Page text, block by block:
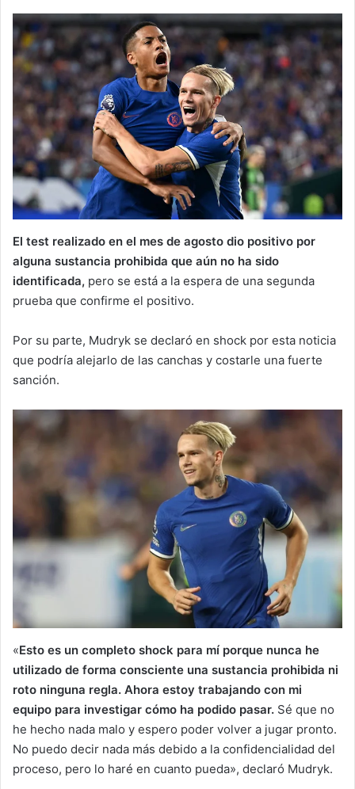
El test realizado en el mes de agosto dio positivo por
alguna sustancia prohibida que aún no ha sido
identificada, pero se está a la espera de una segunda
prueba que confirme el positivo.
Por su parte, Mudryk se declaró en shock por esta noticia
que podría alejarlo de las canchas y costarle una fuerte
sanción.
«Esto es un completo shock para mí porque nunca he
utilizado de forma consciente una sustancia prohibida ni
roto ninguna regla. Ahora estoy trabajando con mi
equipo para investigar cómo ha podido pasar. Sé que no
he hecho nada malo y espero poder volver a jugar pronto.
No puedo decir nada más debido a la confidencialidad del
proceso, pero lo haré en cuanto pueda», declaró Mudryk.